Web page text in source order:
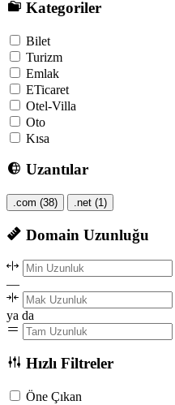
Kategoriler
Bilet
Turizm
Emlak
ETicaret
Otel-Villa
Oto
Kısa
Uzantılar
.com (38) .net (1)
Domain Uzunluğu
—
ya da
Hızlı Filtreler
Öne Çıkan